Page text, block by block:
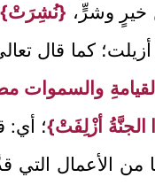
خيرٍ وشرٍّ، {نُشِرَتْ}
كما قال
والسموات
الجنَّةُ أزْلِفَتْ}؛ أي:
الأعمال التي